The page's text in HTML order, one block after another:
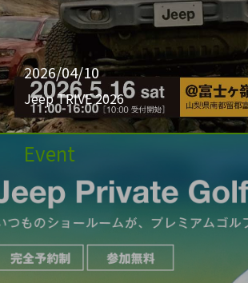
2026/04/10
Jeep TRIVE 2026
Event